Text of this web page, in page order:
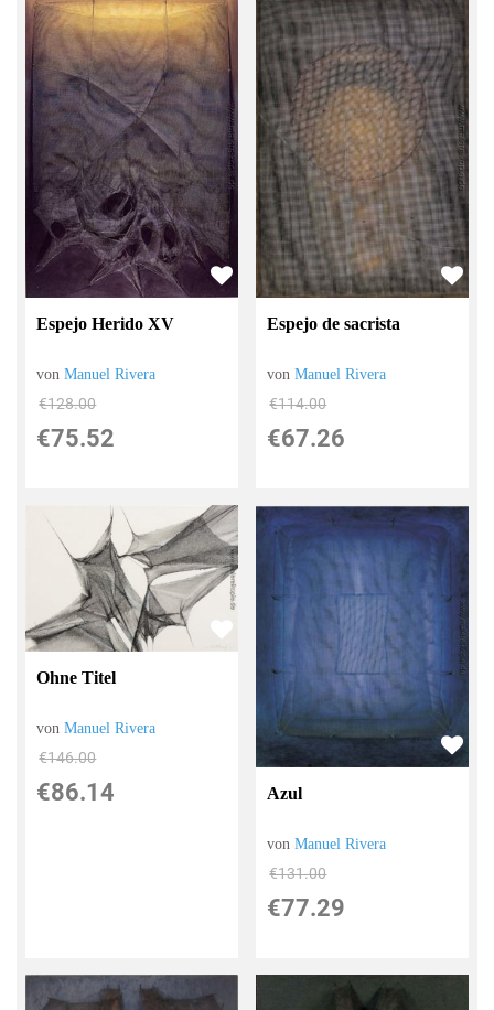
Espejo Herido XV
vonManuel Rivera
€128.00
€75.52
Espejo de sacrista
vonManuel Rivera
€114.00
€67.26
Ohne Titel
vonManuel Rivera
€146.00
€86.14 Azul
vonManuel Rivera
€131.00
€77.29